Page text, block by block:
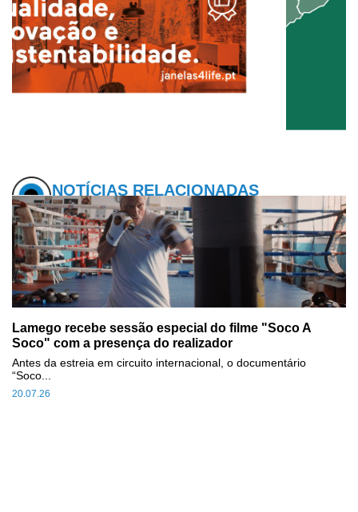
NOTÍCIAS RELACIONADAS
Lamego recebe sessão especial do filme "Soco A
Soco" com a presença do realizador
20.07.26
Antes da estreia em circuito internacional, o documentário
“Soco...